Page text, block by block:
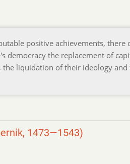
positive achievements, there
democracy the replacement of
the liquidation of their ideology
1473—1543)